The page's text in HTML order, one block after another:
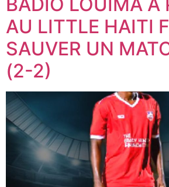
AU LITTLE HAITI
SAUVER UN
(2-2)